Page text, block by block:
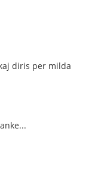
diris per milda